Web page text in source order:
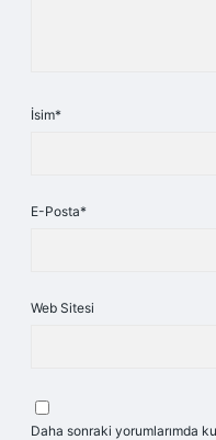
İsim*
E-Posta*
Web Sitesi
Daha sonraki yorumlarımda